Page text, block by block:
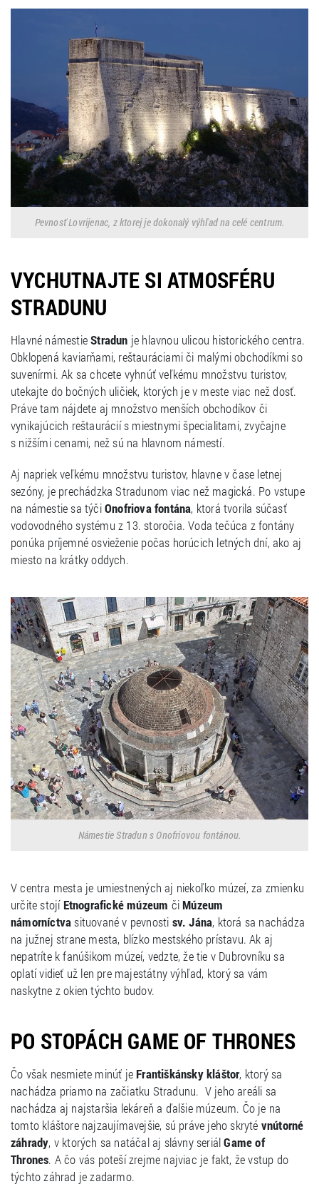
Pevnosť Lovrijenac, z ktorej je dokonalý výhľad na celé centrum.
VYCHUTNAJTE SI ATMOSFÉRU
STRADUNU
Hlavné námestieStradun je hlavnou ulicou historického centra.
Obklopená kaviarňami, reštauráciami či malými obchodíkmi so
suvenírmi. Ak sa chcete vyhnúť veľkému množstvu turistov,
utekajte do bočných uličiek, ktorých je v meste viac než dosť.
Práve tam nájdete aj množstvo menších obchodíkov či
vynikajúcich reštaurácií s miestnymi špecialitami, zvyčajne
s nižšími cenami, než sú na hlavnom námestí.
Aj napriek veľkému množstvu turistov, hlavne v čase letnej
sezóny, je prechádzka Stradunom viac než magická. Po vstupe
na námestie sa týčiOnofriova fontána, ktorá tvorila súčasť
vodovodného systému z 13. storočia. Voda tečúca z fontány
ponúka príjemné osvieženie počas horúcich letných dní, ako aj
miesto na krátky oddych.
Námestie Stradun s Onofriovou fontánou.
V centra mesta je umiestnených aj niekoľko múzeí, za zmienku
určite stojí Etnografické múzeum čiMúzeum
námorníctvasituované v pevnosti sv. Jána, ktorá sa nachádza
na južnej strane mesta, blízko mestského prístavu. Ak aj
nepatríte k fanúšikom múzeí, vedzte, že tie v Dubrovníku sa
oplatí vidieť už len pre majestátny výhľad, ktorý sa vám
naskytne z okien týchto budov.
PO STOPÁCH GAME OF THRONES
Čo však nesmiete minúť je Františkánsky kláštor, ktorý sa
nachádza priamo na začiatku Stradunu. V jeho areáli sa
nachádza aj najstaršia lekáreň a ďalšie múzeum. Čo je na
tomto kláštore najzaujímavejšie, sú práve jeho skryté vnútorné
záhrady, v ktorých sa natáčal aj slávny seriálGame of
Thrones. A čo vás poteší zrejme najviac je fakt, že vstup do
týchto záhrad je zadarmo.